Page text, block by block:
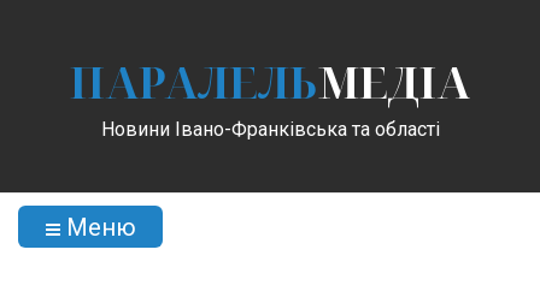
ПАРАЛЕЛЬМЕДІА
Новини Івано-Франківська та області
Меню